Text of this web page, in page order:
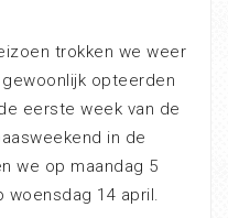
trokken we weer
opteerden
eerste week van de
in de
we op maandag 5
woensdag 14 april.